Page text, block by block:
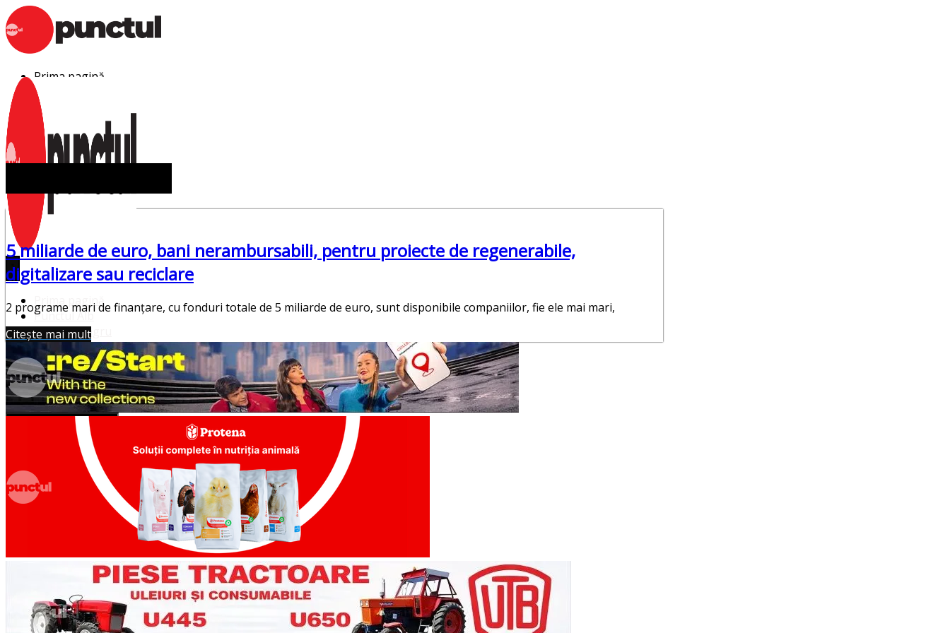
Sari
la
conținut
Prima pagină
Punctul Alb
Punctul Negru
Anunturi
Despre noi
Publicitate
Prima pagină
Punctul Alb
Punctul Negru
Anunturi
Despre noi
Publicitate
Contact
5 miliarde de euro, bani nerambursabili, pentru proiecte de regenerabile,
digitalizare sau reciclare
2 programe mari de finanțare, cu fonduri totale de 5 miliarde de euro, sunt disponibile companiilor, fie ele mai mari,
Citește mai mult